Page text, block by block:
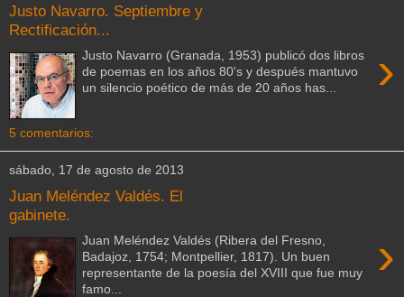
Justo Navarro. Septiembre y
Rectificación...
›
Justo Navarro (Granada, 1953) publicó dos libros
de poemas en los años 80's y después mantuvo
un silencio poético de más de 20 años has...
5 comentarios:
sábado, 17 de agosto de 2013
Juan Meléndez Valdés. El
gabinete.
›
Juan Meléndez Valdés (Ribera del Fresno,
Badajoz, 1754; Montpellier, 1817). Un buen
representante de la poesía del XVIII que fue muy
famo...